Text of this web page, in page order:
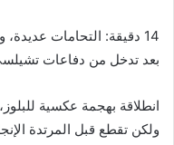
14 دقيقة: التحامات
بعد تدخل من دفاعات
انطلاقة بهجمة عكسية
ولكن تقطع قبل المرتدة